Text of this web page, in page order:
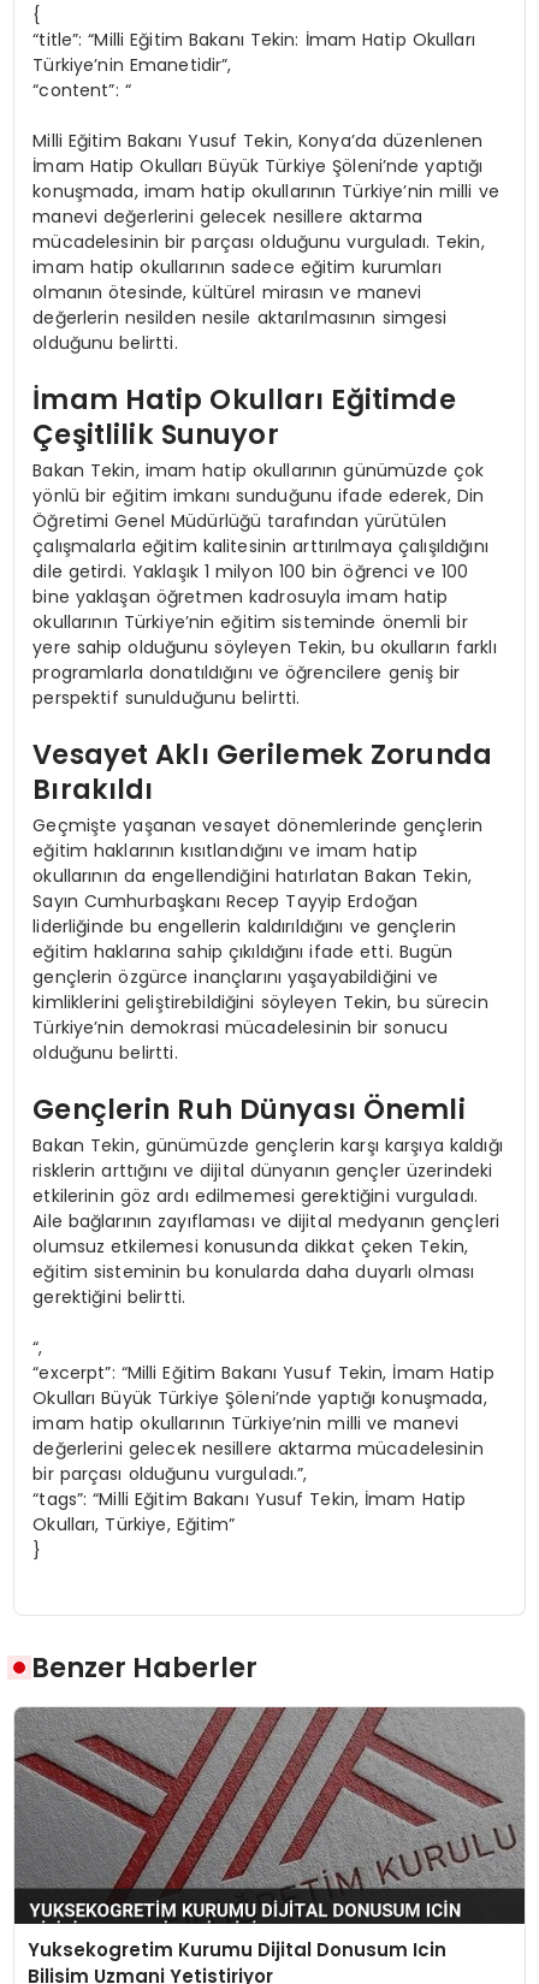
{
“title”: “Milli Eğitim Bakanı Tekin: İmam Hatip Okulları
Türkiye’nin Emanetidir”,
“content”: “
Milli Eğitim Bakanı Yusuf Tekin, Konya’da düzenlenen
İmam Hatip Okulları Büyük Türkiye Şöleni’nde yaptığı
konuşmada, imam hatip okullarının Türkiye’nin milli ve
manevi değerlerini gelecek nesillere aktarma
mücadelesinin bir parçası olduğunu vurguladı. Tekin,
imam hatip okullarının sadece eğitim kurumları
olmanın ötesinde, kültürel mirasın ve manevi
değerlerin nesilden nesile aktarılmasının simgesi
olduğunu belirtti.
İmam Hatip Okulları Eğitimde
Çeşitlilik Sunuyor
Bakan Tekin, imam hatip okullarının günümüzde çok
yönlü bir eğitim imkanı sunduğunu ifade ederek, Din
Öğretimi Genel Müdürlüğü tarafından yürütülen
çalışmalarla eğitim kalitesinin arttırılmaya çalışıldığını
dile getirdi. Yaklaşık 1 milyon 100 bin öğrenci ve 100
bine yaklaşan öğretmen kadrosuyla imam hatip
okullarının Türkiye’nin eğitim sisteminde önemli bir
yere sahip olduğunu söyleyen Tekin, bu okulların farklı
programlarla donatıldığını ve öğrencilere geniş bir
perspektif sunulduğunu belirtti.
Vesayet Aklı Gerilemek Zorunda
Bırakıldı
Geçmişte yaşanan vesayet dönemlerinde gençlerin
eğitim haklarının kısıtlandığını ve imam hatip
okullarının da engellendiğini hatırlatan Bakan Tekin,
Sayın Cumhurbaşkanı Recep Tayyip Erdoğan
liderliğinde bu engellerin kaldırıldığını ve gençlerin
eğitim haklarına sahip çıkıldığını ifade etti. Bugün
gençlerin özgürce inançlarını yaşayabildiğini ve
kimliklerini geliştirebildiğini söyleyen Tekin, bu sürecin
Türkiye’nin demokrasi mücadelesinin bir sonucu
olduğunu belirtti.
Gençlerin Ruh Dünyası Önemli
Bakan Tekin, günümüzde gençlerin karşı karşıya kaldığı
risklerin arttığını ve dijital dünyanın gençler üzerindeki
etkilerinin göz ardı edilmemesi gerektiğini vurguladı.
Aile bağlarının zayıflaması ve dijital medyanın gençleri
olumsuz etkilemesi konusunda dikkat çeken Tekin,
eğitim sisteminin bu konularda daha duyarlı olması
gerektiğini belirtti.
“,
“excerpt”: “Milli Eğitim Bakanı Yusuf Tekin, İmam Hatip
Okulları Büyük Türkiye Şöleni’nde yaptığı konuşmada,
imam hatip okullarının Türkiye’nin milli ve manevi
değerlerini gelecek nesillere aktarma mücadelesinin
bir parçası olduğunu vurguladı.”,
“tags”: “Milli Eğitim Bakanı Yusuf Tekin, İmam Hatip
Okulları, Türkiye, Eğitim”
}
Benzer Haberler
Yuksekogretim Kurumu Dijital Donusum Icin
Bilisim Uzmani Yetistiriyor